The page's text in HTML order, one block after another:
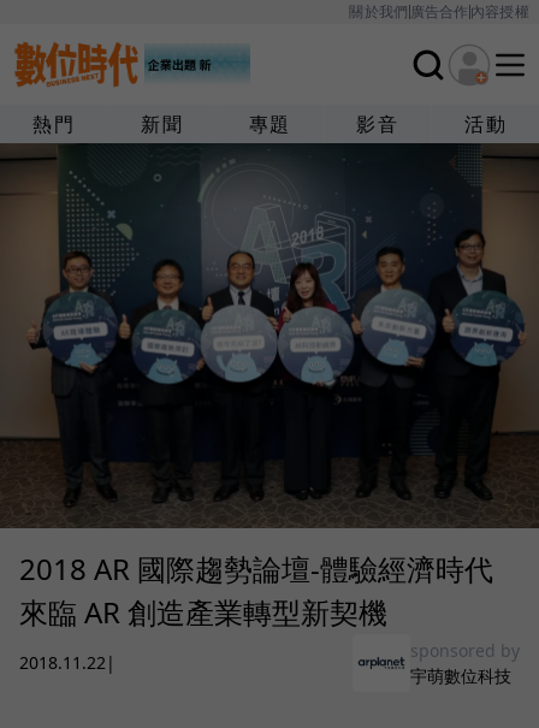
關於我們廣告合作內容授權
熱門 新聞 專題 影音 活動
2018 AR 國際趨勢論壇-體驗經濟時代
來臨 AR 創造產業轉型新契機
2018.11.22|
sponsored by
宇萌數位科技